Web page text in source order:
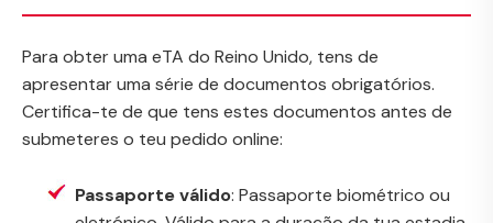
Para obter uma eTA do Reino Unido, tens de
apresentar uma série de documentos obrigatórios.
Certifica-te de que tens estes documentos antes de
submeteres o teu pedido online:
Passaporte válido: Passaporte biométrico ou